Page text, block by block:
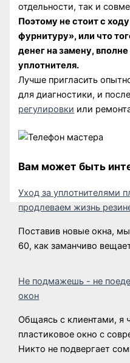
отдельности, так и
Поэтому не стоит с
фурнитуру», или что
денег на замену,
уплотнителя.
Лучше пригласить
для диагностики, и
регулировки или
Вам может быть
Уход за уплотнителями
продлеваем жизнь
Поставив новые окна,
60, как заманчиво
Не подмажешь - не
окон
Общаясь с клиентами, я
пластиковое окно с
Никто не подвергает